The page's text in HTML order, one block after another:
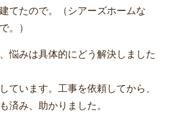
てたので。（シアーズホームな
。）
悩みは具体的にどう解決しました
ています。工事を依頼してから、
済み、助かりました。